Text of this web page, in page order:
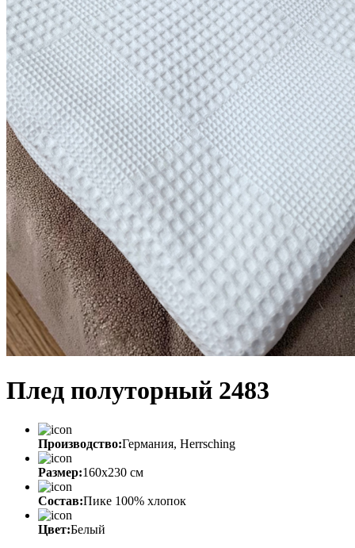
Плед полуторный 2483
Производство:Германия, Herrsching
Размер:160х230 см
Состав:Пике 100% хлопок
Цвет:Белый